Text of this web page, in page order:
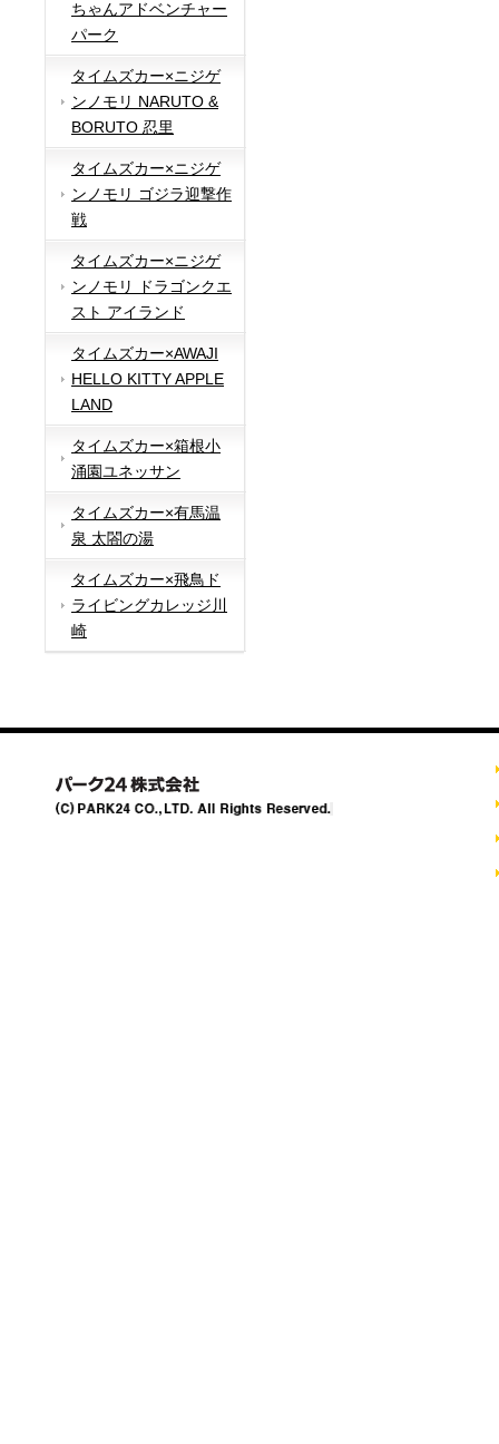
ちゃんアドベンチャー
パーク
タイムズカー×ニジゲ
ンノモリ NARUTO &
BORUTO 忍里
タイムズカー×ニジゲ
ンノモリ ゴジラ迎撃作
戦
タイムズカー×ニジゲ
ンノモリ ドラゴンクエ
スト アイランド
タイムズカー×AWAJI
HELLO KITTY APPLE
LAND
タイムズカー×箱根小
涌園ユネッサン
タイムズカー×有馬温
泉 太閤の湯
タイムズカー×飛鳥ド
ライビングカレッジ川
崎